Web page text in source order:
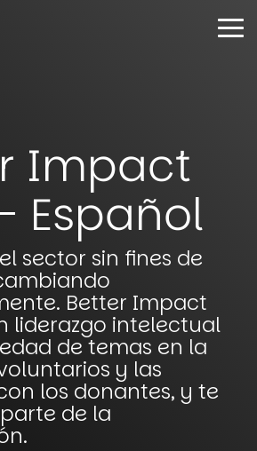
Impact
Español
sector sin fines de
Better Impact
liderazgo intelectual
de temas en la
y las
los donantes, y te
de la